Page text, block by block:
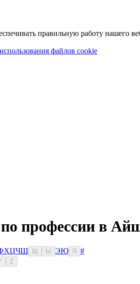
правильную работу нашего
файлов cookie
профессии в
ХЦЧШ Ы ЭЮ Я
#
Z